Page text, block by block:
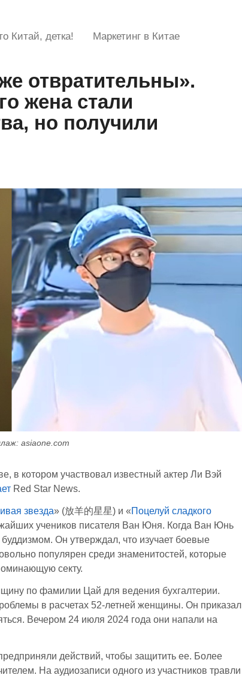
Китай, детка! Маркетинг в Китае
отвратительны».
жена стали
но получили
asiaone.com
в котором участвовал известный актер Ли Вэй
Red Star News.
звезда» (放羊的星星) и «Поцелуй сладкого
учеников писателя Ван Юня. Когда Ван Юнь
Он утверждал, что изучает боевые
популярен среди знаменитостей, которые
секту.
по фамилии Цай для ведения бухгалтерии.
в расчетах 52-летней женщины. Он приказал
Вечером 24 июля 2024 года они напали на
действий, чтобы защитить ее. Более
На аудиозаписи одного из участников травли